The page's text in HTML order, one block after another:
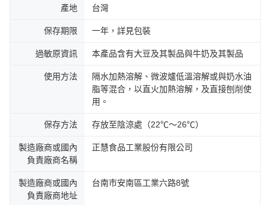
產地 台灣
保存期限 一年，詳見包裝
過敏原資訊 本產品含有大豆及其製品與牛奶及其製品
使用方法
隔水加熱溶解、微波爐低溫溶解或與奶水油
脂等混合，以直火加熱溶解，及直接刨削使
用。
保存方法 存放至陰涼處（22℃～26℃）
製造廠商或國內
負責廠商名稱
正慧食品工業股份有限公司
製造廠商或國內
負責廠商地址
台南市安南區工業六路8號